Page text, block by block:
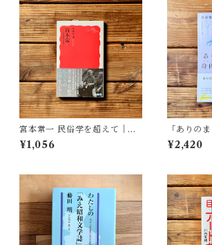
宮本常一 民俗学を超えて｜木
村 哲也
¥1,056
「ありの
アが描く
子(著)
¥2,420